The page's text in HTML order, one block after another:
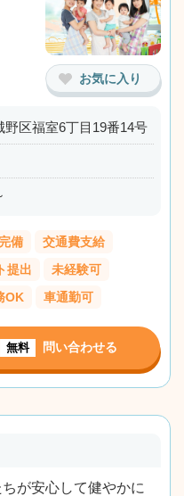
お気に入り
区福室6丁目19番14号
備
交通費支給
提出
未経験可
OK 車通勤可
無料 問い合わせる
が安心して健やかに